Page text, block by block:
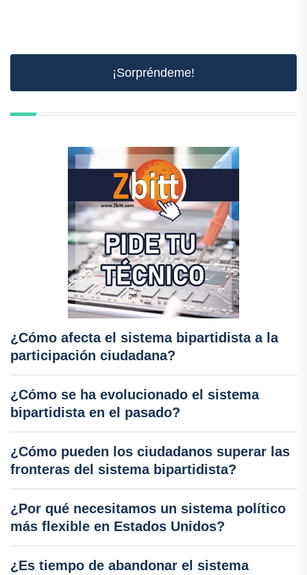
¡Sorpréndeme!
¿Cómo afecta el sistema bipartidista a la
participación ciudadana?
¿Cómo se ha evolucionado el sistema
bipartidista en el pasado?
¿Cómo pueden los ciudadanos superar las
fronteras del sistema bipartidista?
¿Por qué necesitamos un sistema político
más flexible en Estados Unidos?
¿Es tiempo de abandonar el sistema